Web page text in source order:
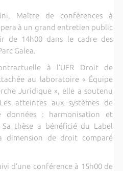
Maître de conférences à
à un grand entretien public
de 14h00 dans le cadre des
Galea.
à l’UFR Droit de
au laboratoire « Équipe
Juridique », elle a soutenu
atteintes aux systèmes de
données : harmonisation et
thèse a bénéficié du Label
dimension de droit comparé
d’une conférence à 15h00 de